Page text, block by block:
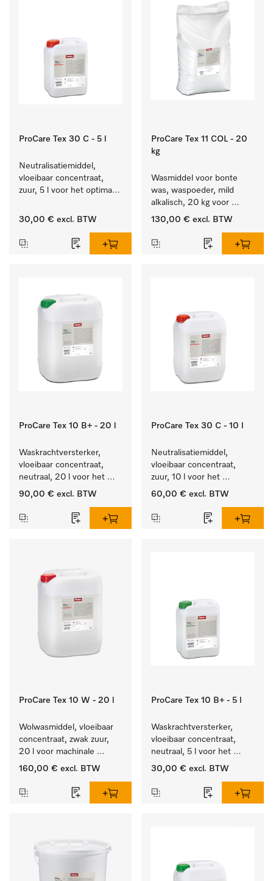
ProCare Tex 30 C - 5 l
Neutralisatiemiddel,
vloeibaar concentraat,
zuur, 5 l voor het optimaal
textiel door betrouwbare
30,00 € excl. BTW
ProCare Tex 11 COL - 20
kg
Wasmiddel voor bonte
was, waspoeder, mild
alkalisch, 20 kg voor
behoud van kleur en
was.
130,00 € excl. BTW
ProCare Tex 10 B+ - 20 l
Waskrachtversterker,
vloeibaar concentraat,
neutraal, 20 l voor het
effectief verwijderen van
90,00 € excl. BTW
ProCare Tex 30 C - 10 l
Neutralisatiemiddel,
vloeibaar concentraat,
zuur, 10 l voor het
optimaal beschermen van
betrouwbare neutralisatie.
60,00 € excl. BTW
ProCare Tex 10 W - 20 l
Wolwasmiddel, vloeibaar
concentraat, zwak zuur,
20 l voor machinale
reiniging van wol.
160,00 € excl. BTW
ProCare Tex 10 B+ - 5 l
Waskrachtversterker,
vloeibaar concentraat,
neutraal, 5 l voor het
effectief verwijderen van
30,00 € excl. BTW